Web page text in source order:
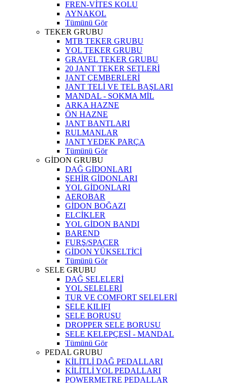
FREN-VİTES KOLU
AYNAKOL
Tümünü Gör
TEKER GRUBU
MTB TEKER GRUBU
YOL TEKER GRUBU
GRAVEL TEKER GRUBU
20 JANT TEKER SETLERİ
JANT ÇEMBERLERİ
JANT TELİ VE TEL BAŞLARI
MANDAL - SOKMA MİL
ARKA HAZNE
ÖN HAZNE
JANT BANTLARI
RULMANLAR
JANT YEDEK PARÇA
Tümünü Gör
GİDON GRUBU
DAĞ GİDONLARI
ŞEHİR GİDONLARI
YOL GİDONLARI
AEROBAR
GİDON BOĞAZI
ELCİKLER
YOL GİDON BANDI
BAREND
FURŞ/SPACER
GİDON YÜKSELTİCİ
Tümünü Gör
SELE GRUBU
DAĞ SELELERİ
YOL SELELERİ
TUR VE COMFORT SELELERİ
SELE KILIFI
SELE BORUSU
DROPPER SELE BORUSU
SELE KELEPÇESİ - MANDAL
Tümünü Gör
PEDAL GRUBU
KİLİTLİ DAĞ PEDALLARI
KİLİTLİ YOL PEDALLARI
POWERMETRE PEDALLAR